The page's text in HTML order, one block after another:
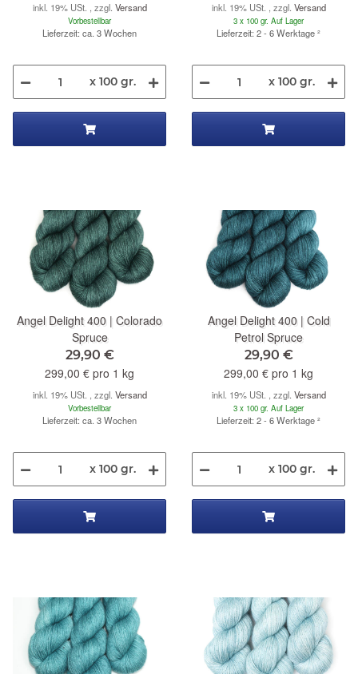
inkl. 19% USt. , zzgl. Versand
Vorbestellbar
Lieferzeit: ca. 3 Wochen
x 100 gr.
inkl. 19% USt. , zzgl. Versand
3 x 100 gr. Auf Lager
Lieferzeit: 2 - 6 Werktage²
x 100 gr.
Angel Delight 400 | Colorado
Spruce
29,90 €
299,00 € pro 1 kg
inkl. 19% USt. , zzgl. Versand
Vorbestellbar
Lieferzeit: ca. 3 Wochen
x 100 gr.
Angel Delight 400 | Cold
Petrol Spruce
29,90 €
299,00 € pro 1 kg
inkl. 19% USt. , zzgl. Versand
3 x 100 gr. Auf Lager
Lieferzeit: 2 - 6 Werktage²
x 100 gr.